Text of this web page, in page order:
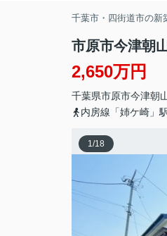
千葉市・四街道市の新
市原市今津朝
2,650万円
千葉県市原市今津朝
内房線「姉ケ崎」
1/18